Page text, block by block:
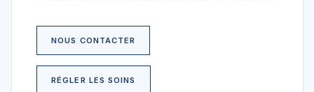
NOUS CONTACTER
RÉGLER LES SOINS